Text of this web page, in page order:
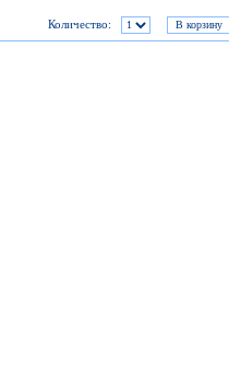
Количество: